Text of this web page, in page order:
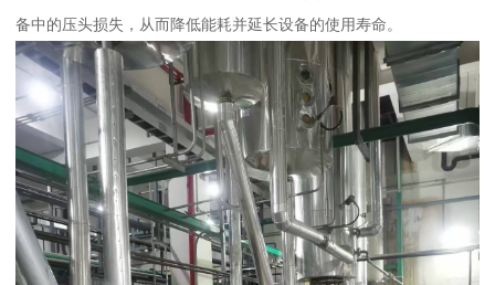
备中的压头损失，从而降低能耗并延长设备的使用寿命。